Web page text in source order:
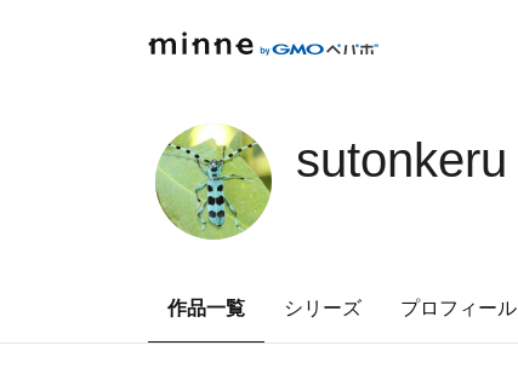
sutonkeru
作品一覧 シリーズ プロフィール